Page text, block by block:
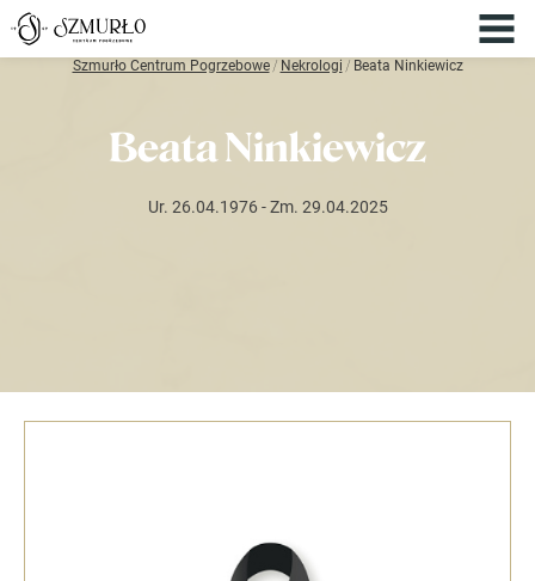
Szmurło Centrum Pogrzebowe/ Nekrologi / Beata Ninkiewicz
Beata Ninkiewicz
Ur. 26.04.1976 - Zm. 29.04.2025